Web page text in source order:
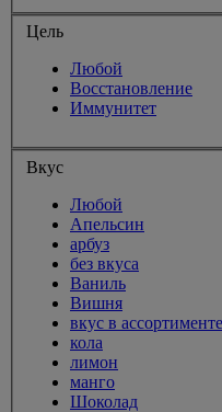
Цель
Любой
Восстановление
Иммунитет
Вкус
Любой
Апельсин
арбуз
без вкуса
Ваниль
Вишня
вкус в ассортименте
кола
лимон
манго
Шоколад